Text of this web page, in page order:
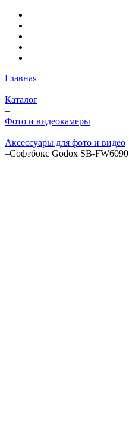
Главная
–
Каталог
–
Фото и видеокамеры
–
Аксессуары для фото и видео
–Софтбокс Godox SB-FW6090